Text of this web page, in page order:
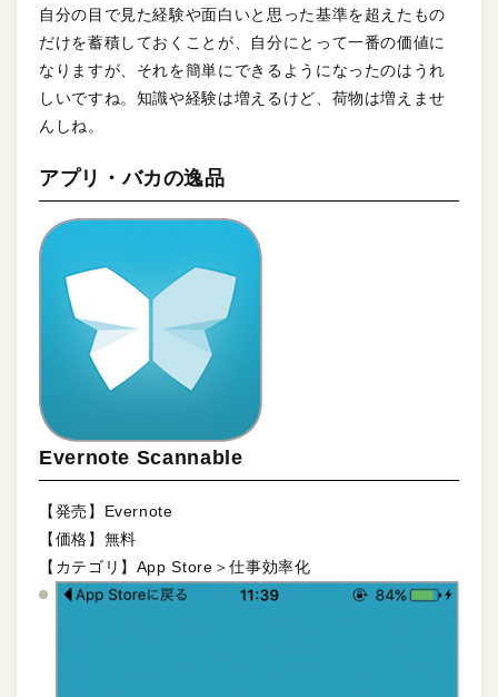
自分の目で見た経験や面白いと思った基準を超えたもの
だけを蓄積しておくことが、自分にとって一番の価値に
なりますが、それを簡単にできるようになったのはうれ
しいですね。知識や経験は増えるけど、荷物は増えませ
んしね。
アプリ・バカの逸品
Evernote Scannable
【発売】Evernote
【価格】無料
【カテゴリ】App Store＞仕事効率化